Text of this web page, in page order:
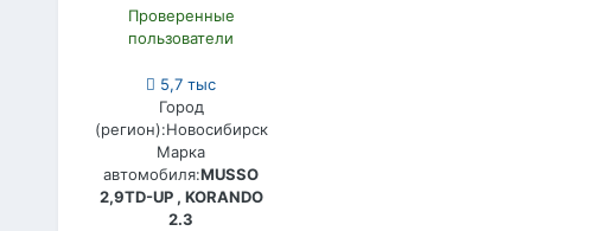
Проверенные
пользователи
5,7 тыс
Город
(регион):Новосибирск
Марка
автомобиля:MUSSO
2,9TD-UP , KORANDO
2.3